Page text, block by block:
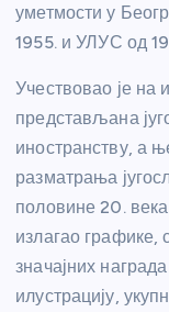
уметмости у
1955. и УЛУС од
Учествовао је на
представљана
иностранству, а
разматрања
половине 20.
излагао графике,
значајних
илустрацију,